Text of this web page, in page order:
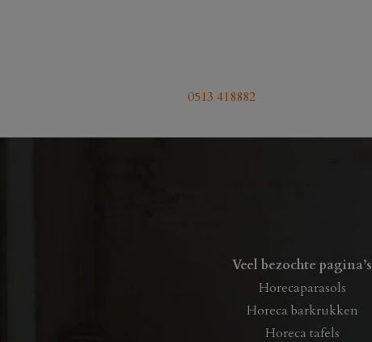
0513 418882
Veel bezochte pagina’s
Horecaparasols
Horeca barkrukken
Horeca tafels